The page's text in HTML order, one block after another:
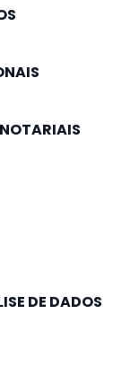
DE DADOS